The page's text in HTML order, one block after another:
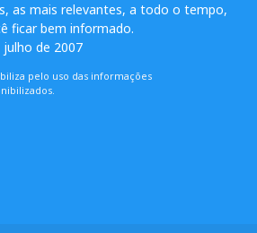
as mais relevantes, a todo o tempo,
ficar bem informado.
julho de 2007
pelo uso das informações